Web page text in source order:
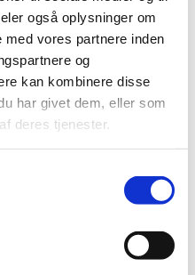
også oplysninger om
vores partnere inden
og
kan kombinere disse
har givet dem, eller som
deres tjenester.Vare lagt i kurv